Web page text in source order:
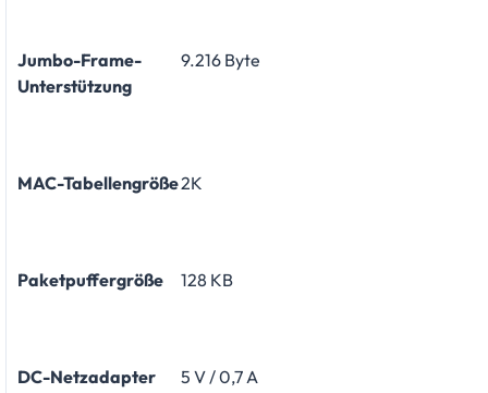
Jumbo-Frame-
Unterstützung
9.216 Byte
MAC-Tabellengröße2K
Paketpuffergröße 128 KB
DC-Netzadapter 5 V / 0,7 A